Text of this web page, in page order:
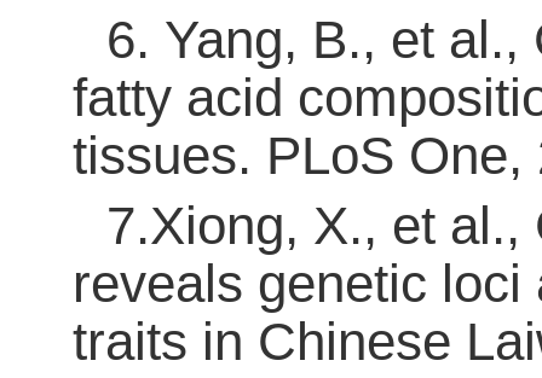
6. Yang, B., et
fatty acid
tissues. PLoS
7.Xiong, X., et
reveals genetic
traits in Chinese